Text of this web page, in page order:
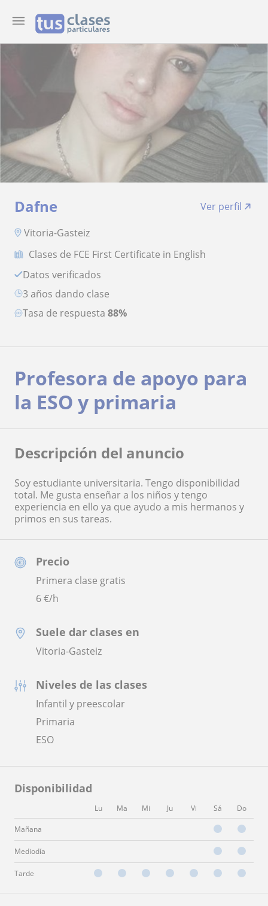
Dafne
Ver perfil
Vitoria-Gasteiz
Clases de FCE First Certificate in English
Datos verificados
3 años dando clase
Tasa de respuesta 88%
Precio
Primera clase gratis
6€/h
Suele dar clases en
Vitoria-Gasteiz
Niveles de las clases
Infantil y preescolar
Primaria
ESO
Disponibilidad
Lu Ma Mi Ju Vi Sá Do
Mañana
Mediodía
Tarde
Profesora de apoyo para
la ESO y primaria
Descripción del anuncio
Soy estudiante universitaria. Tengo disponibilidad
total. Me gusta enseñar a los niños y tengo
experiencia en ello ya que ayudo a mis hermanos y
primos en sus tareas.